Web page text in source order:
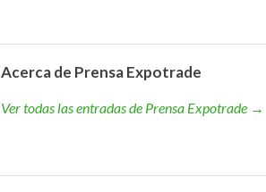
Acerca de Prensa Expotrade
Ver todas las entradas de Prensa Expotrade →